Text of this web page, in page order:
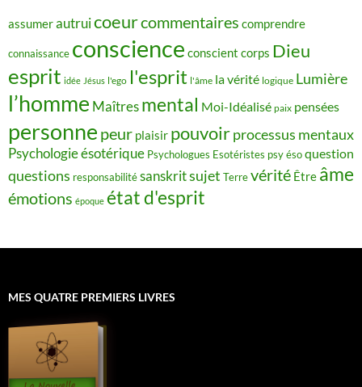
assumerautruicoeurcommentaires comprendre
connaissance conscience conscient corps Dieu
esprit idée Jésus l'ego l'esprit l'âme la vérité logique Lumière
l’homme Maîtres mental Moi-Idéalisé paix pensées
personne peur plaisir pouvoirprocessus mentaux
Psychologie ésotérique Psychologues Esotéristes psy ésoquestion
questions responsabilitésanskritsujet Terrevérité Être âme
émotions époque état d'esprit
MES QUATRE PREMIERS LIVRES